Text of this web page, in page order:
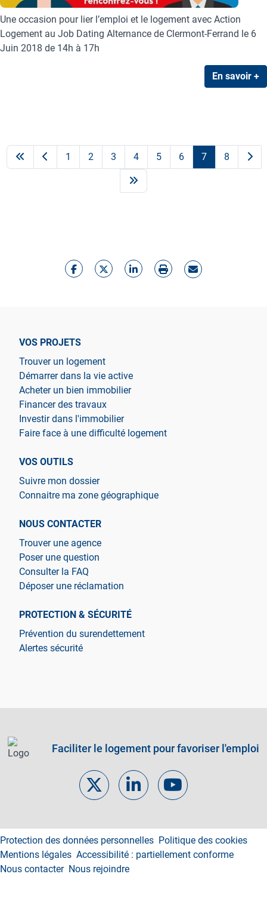
Une occasion pour lier l’emploi et le logement avec Action
Logement au Job Dating Alternance de Clermont-Ferrand le 6
Juin 2018 de 14h à 17h
En savoir +
Pagination
Première pagePage précédente
Page
1 Page
2 Page
3 Page
4 Page
5 Page
6 Page courante
7 Page
8
Dernière page
VOS PROJETS
Trouver un logement
Démarrer dans la vie active
Acheter un bien immobilier
Financer des travaux
Investir dans l'immobilier
Faire face à une difficulté logement
VOS OUTILS
Suivre mon dossier
Connaitre ma zone géographique
NOUS CONTACTER
Trouver une agence
Poser une question
Consulter la FAQ
Déposer une réclamation
PROTECTION & SÉCURITÉ
Prévention du surendettement
Alertes sécurité
Faciliter le logement pour favoriser l'emploi
Footer links
Protection des données personnelles Politique des cookies
Mentions légales Accessibilité : partiellement conforme
Nous contacter Nous rejoindre